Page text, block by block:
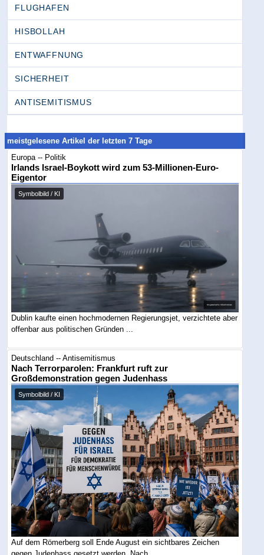
FLUGHAFEN
HISBOLLAH
ENTWAFFNUNG
SICHERHEIT
ANTISEMITISMUS
meistgelesene Artikel der letzten 7 Tage
Europa -- Politik
Irlands Israel-Boykott wird zum 53-Millionen-Euro-
Eigentor
Symbolbild / KI
Dublin kaufte einen hochmodernen Regierungsjet, verzichtete aber
offenbar aus politischen Gründen ...
Deutschland -- Antisemitismus
Nach Terrorparolen: Frankfurt ruft zur
Großdemonstration gegen Judenhass
Symbolbild / KI
Auf dem Römerberg soll Ende August ein sichtbares Zeichen